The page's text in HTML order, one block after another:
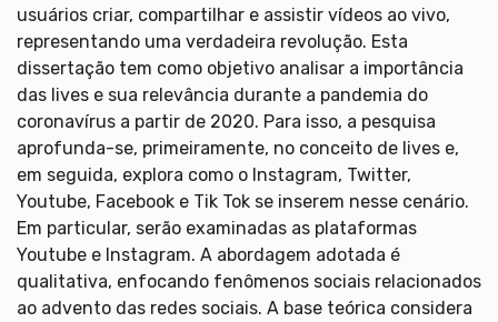
usuários criar, compartilhar e assistir vídeos ao vivo,
representando uma verdadeira revolução. Esta
dissertação tem como objetivo analisar a importância
das lives e sua relevância durante a pandemia do
coronavírus a partir de 2020. Para isso, a pesquisa
aprofunda-se, primeiramente, no conceito de lives e,
em seguida, explora como o Instagram, Twitter,
Youtube, Facebook e Tik Tok se inserem nesse cenário.
Em particular, serão examinadas as plataformas
Youtube e Instagram. A abordagem adotada é
qualitativa, enfocando fenômenos sociais relacionados
ao advento das redes sociais. A base teórica considera